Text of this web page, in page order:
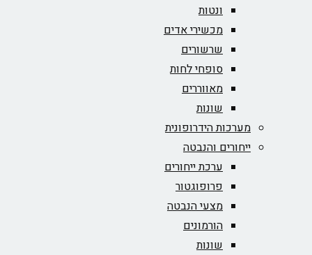
ונטות
מכשירי אדים
שרשורים
סופחי לחות
מאווררים
שונות
מערכות הידרופונית
ייחורים והנבטה
ערכת ייחורים
פרופוגטור
מצעי הנבטה
הורמונים
שונות